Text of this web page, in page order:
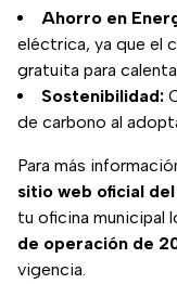
Ahorro en
eléctrica, ya que el
gratuita para
Sostenibilidad:
de carbono al
Para más
sitio web oficial
tu oficina municipal
de operación de
vigencia.